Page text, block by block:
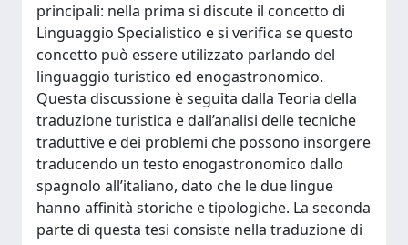
principali: nella prima si discute il concetto di
Linguaggio Specialistico e si verifica se questo
concetto può essere utilizzato parlando del
linguaggio turistico ed enogastronomico.
Questa discussione è seguita dalla Teoria della
traduzione turistica e dall’analisi delle tecniche
traduttive e dei problemi che possono insorgere
traducendo un testo enogastronomico dallo
spagnolo all’italiano, dato che le due lingue
hanno affinità storiche e tipologiche. La seconda
parte di questa tesi consiste nella traduzione di